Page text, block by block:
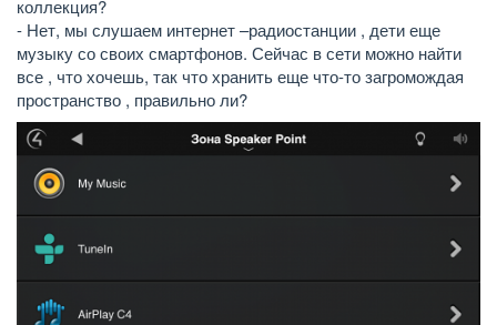
коллекция?
- Нет, мы слушаем интернет –радиостанции , дети еще
музыку со своих смартфонов. Сейчас в сети можно найти
все , что хочешь, так что хранить еще что-то загромождая
пространство , правильно ли?